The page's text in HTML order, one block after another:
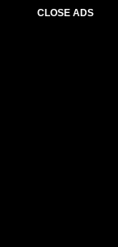
CLOSE ADS